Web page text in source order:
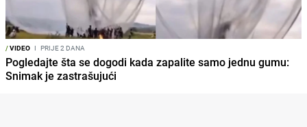
/VIDEO I PRIJE 2 DANA
Pogledajte šta se dogodi kada zapalite samo jednu gumu:
Snimak je zastrašujući